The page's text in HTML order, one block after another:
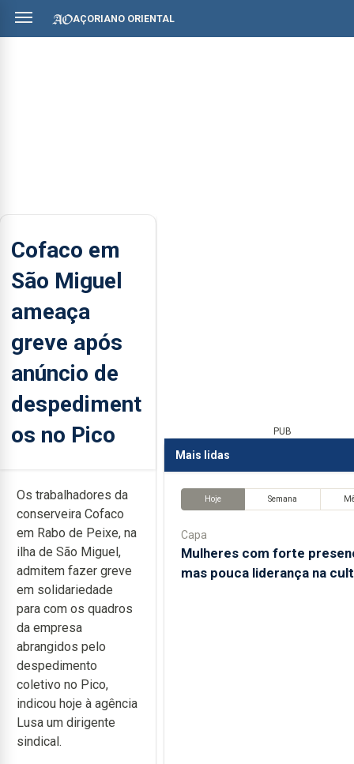
AÇORIANO ORIENTAL
Cofaco em
São Miguel
ameaça
greve após
anúncio de
despediment
os no Pico
Os trabalhadores da
conserveira Cofaco
em Rabo de Peixe, na
ilha de São Miguel,
admitem fazer greve
em solidariedade
para com os quadros
da empresa
abrangidos pelo
despedimento
coletivo no Pico,
indicou hoje à agência
Lusa um dirigente
sindical.
PUB
Mais lidas
Hoje Semana
Capa
Mulheres com forte
mas pouca liderança na